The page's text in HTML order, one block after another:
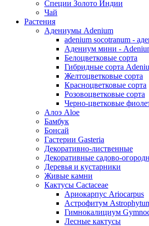
Специи Золото Индии
Чай
Растения
Адениумы Adenium
adenium socotranum -
Адениум мини -
Белоцветковые сорта
Гибридные сорта
Желтоцветковые сорта
Красноцветковые сорта
Розовоцветковые сорта
Черно-цветковые
Алоэ Aloe
Бамбук
Бонсай
Гастерии Gasteria
Декоративно-лиственные
Декоративные садово-
Деревья и кустарники
Живые камни
Кактусы Cactaceae
Ариокарпус Ariocarpus
Астрофитум
Гимнокалициум
Лесные кактусы